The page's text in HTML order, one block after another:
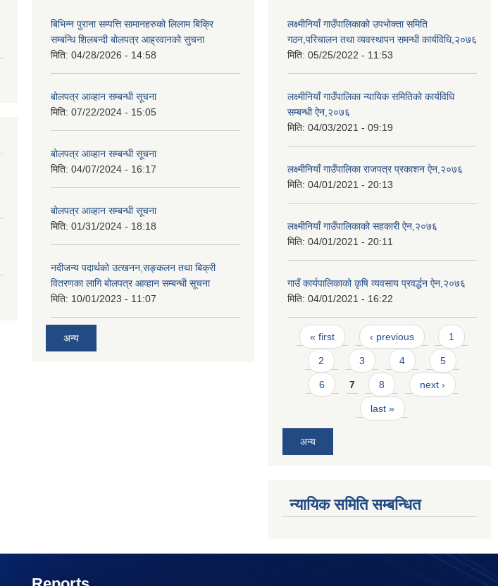
बिभिन्न पुराना सम्पत्ति सामानहरुको लिलाम बिक्रि
सम्बन्धि शिलबन्दी बोलपत्र आह्रवानको सुचना
मिति: 04/28/2026 - 14:58
बोलपत्र आव्हान सम्बन्धी सूचना
मिति: 07/22/2024 - 15:05
बोलपत्र आव्हान सम्बन्धी सूचना
मिति: 04/07/2024 - 16:17
बोलपत्र आव्हान सम्बन्धी सूचना
मिति: 01/31/2024 - 18:18
नदीजन्य पदार्थको उत्खनन,सङ्कलन तथा बिक्री
वितरणका लागि बोलपत्र आव्हान सम्बन्धी सूचना
मिति: 10/01/2023 - 11:07
अन्य
लक्ष्मीनियाँ गाउँपालिकाको उपभोक्ता समिति
गठन,परिचालन तथा व्यवस्थापन समन्धी कार्यविधि,२०७६
मिति: 05/25/2022 - 11:53
लक्ष्मीनियाँ गाउँपालिका न्यायिक समितिको कार्यविधि
सम्बन्धी ऐन,२०७६
मिति: 04/03/2021 - 09:19
लक्ष्मीनियाँ गाउँपालिका राजपत्र प्रकाशन ऐन,२०७६
मिति: 04/01/2021 - 20:13
लक्ष्मीनियाँ गाउँपालिकाको सहकारी ऐन,२०७६
मिति: 04/01/2021 - 20:11
गाउँ कार्यपालिकाको कृषि व्यवसाय प्रवर्द्धन ऐन,२०७६
मिति: 04/01/2021 - 16:22
Pages
« first ‹ previous 1
2 3 4 5
6 7 8 next ›
last »
अन्य
न्यायिक समिति सम्बन्धित